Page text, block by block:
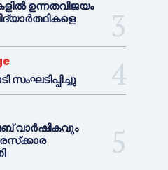
ഉന്നതവിജയം
സംഘടിപ്പിച്ചു
വാർഷികവും